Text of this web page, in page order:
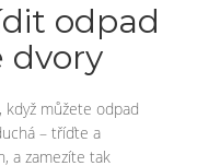
odpad
dvory
můžete odpad
– tříďte a
a zamezíte tak